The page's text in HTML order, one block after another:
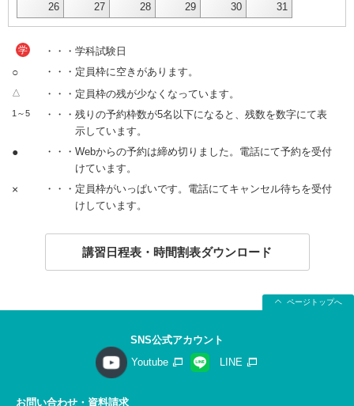
26 27 28 29 30 31
学 ・・・学科試験日
○ ・・・定員枠に空きがあります。
△ ・・・定員枠の残が少なくなっています。
1～5
・・・残りの予約枠数が5名以下になると、残数を数字にて表
示しています。
●
・・・Webからの予約は締め切りました。電話にて予約を受付
けています。
×
・・・定員枠がいっぱいです。電話にてキャンセル待ちを受付
けしています。
講習日程表・時間割表ダウンロード
ページトップへ
SNS公式アカウント
Youtube
LINE
お問い合わせ・資料請求